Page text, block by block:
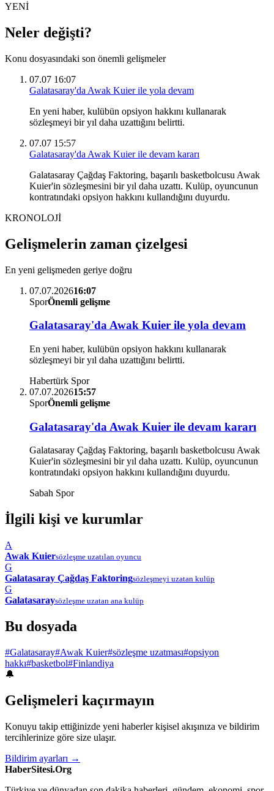
YENİ
Neler değişti?
Konu dosyasındaki son önemli gelişmeler
07.07 16:07
Galatasaray'da Awak Kuier ile yola devam
En yeni haber, kulübün opsiyon hakkını kullanarak
sözleşmeyi bir yıl daha uzattığını belirtti.
07.07 15:57
Galatasaray'da Awak Kuier ile devam kararı
Galatasaray Çağdaş Faktoring, başarılı basketbolcusu Awak
Kuier'in sözleşmesini bir yıl daha uzattı. Kulüp, oyuncunun
kontratındaki opsiyon hakkını kullandığını duyurdu.
KRONOLOJİ
Gelişmelerin zaman çizelgesi
En yeni gelişmeden geriye doğru
07.07.202616:07
SporÖnemli gelişme
Galatasaray'da Awak Kuier ile yola devam
En yeni haber, kulübün opsiyon hakkını kullanarak
sözleşmeyi bir yıl daha uzattığını belirtti.
Habertürk Spor
07.07.202615:57
SporÖnemli gelişme
Galatasaray'da Awak Kuier ile devam kararı
Galatasaray Çağdaş Faktoring, başarılı basketbolcusu Awak
Kuier'in sözleşmesini bir yıl daha uzattı. Kulüp, oyuncunun
kontratındaki opsiyon hakkını kullandığını duyurdu.
Sabah Spor
İlgili kişi ve kurumlar
A
Awak Kuiersözleşme uzatılan oyuncu
G
Galatasaray Çağdaş Faktoringsözleşmeyi uzatan kulüp
G
Galatasaraysözleşme uzatan ana kulüp
Bu dosyada
#Galatasaray#Awak Kuier#sözleşme uzatması#opsiyon
hakkı#basketbol#Finlandiya
🔔
Gelişmeleri kaçırmayın
Konuyu takip ettiğinizde yeni haberler kişisel akışınıza ve bildirim
tercihlerinize göre size ulaşır.
Bildirim ayarları →
HaberSitesi.Org